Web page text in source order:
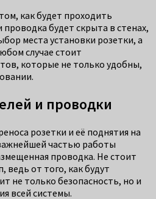
как будет проходить
будет скрыта в стенах,
места установки розетки, а
случае стоит
которые не только удобны,
и проводки
розетки и её поднятия на
частью работы
проводка. Не стоит
ведь от того, как будут
не только безопасность, но и
всей системы.